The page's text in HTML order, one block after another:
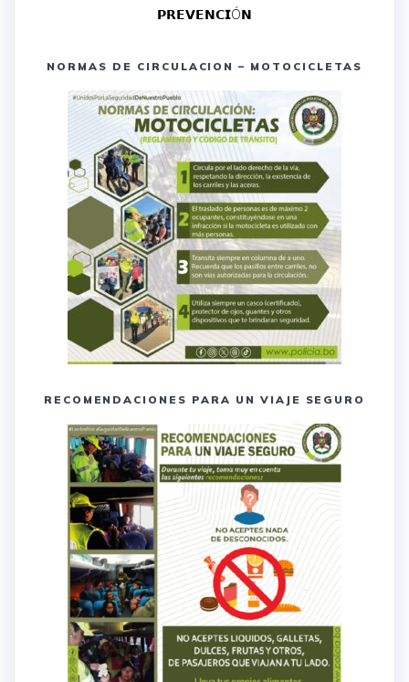
𝗣𝗥𝗘𝗩𝗘𝗡𝗖𝗜Ó𝗡
NORMAS DE CIRCULACION – MOTOCICLETAS
RECOMENDACIONES PARA UN VIAJE SEGURO